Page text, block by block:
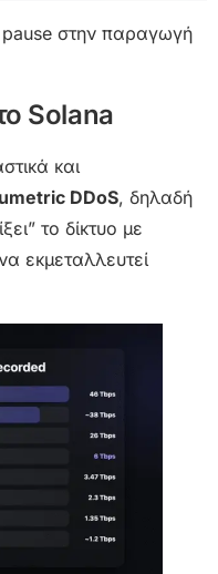
στην παραγωγή
Solana
και
DDoS, δηλαδή
το δίκτυο με
εκμεταλλευτεί